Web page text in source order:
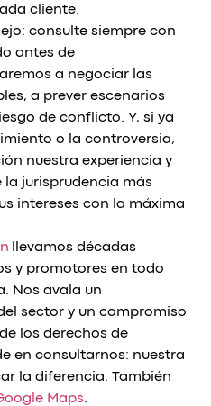
cliente.
consulte siempre con
antes de
a negociar las
a prever escenarios
de conflicto. Y, si ya
o la controversia,
nuestra experiencia y
jurisprudencia más
intereses con la máxima
llevamos décadas
y promotores en todo
Nos avala un
sector y un compromiso
los derechos de
en consultarnos: nuestra
la diferencia. También
Maps.